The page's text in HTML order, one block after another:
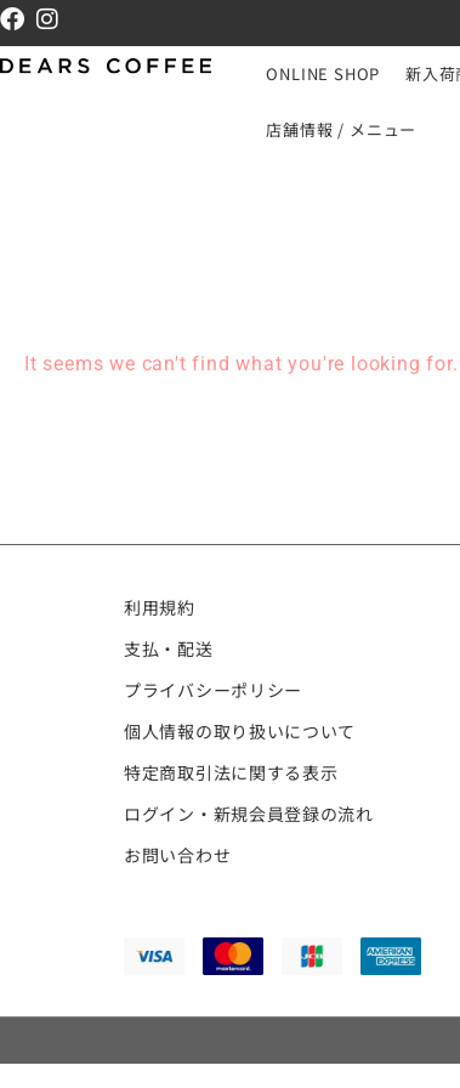
ONLINE SHOP 新入荷
店舗情報 / メニュー
It seems we can't find what you're looking for.
利用規約
支払・配送
プライバシーポリシー
個人情報の取り扱いについて
特定商取引法に関する表示
ログイン・新規会員登録の流れ
お問い合わせ